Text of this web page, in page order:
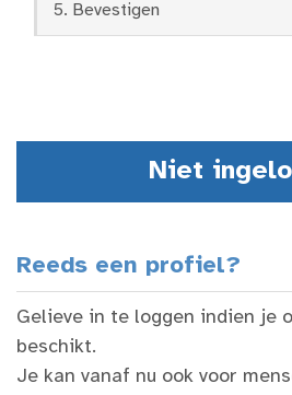
5. Bevestigen
Niet
Reeds een profiel?
Gelieve in te loggen indien je
beschikt.
Je kan vanaf nu ook voor